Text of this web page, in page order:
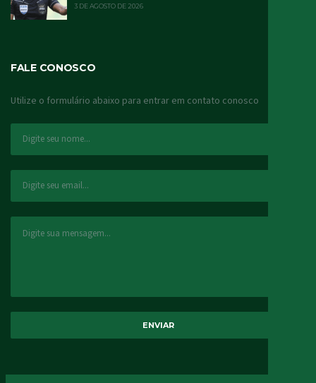
3 DE AGOSTO DE 2026
FALE CONOSCO
Utilize o formulário abaixo para entrar em contato conosco